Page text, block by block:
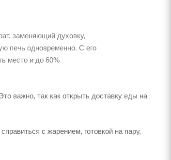
заменяющий духовку,
печь одновременно. С его
место и до 60%
важно, так как открыть доставку еды на
с жарением, готовкой на пару,